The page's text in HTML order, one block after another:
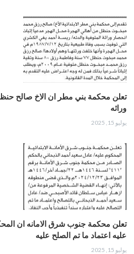
تعلن محكمة بني مطر ان الاخ صالح
وراثه
يوليو 15, 2025
تعلن محكمة جنوب شرق الامانه ان
عليه اعتماد ما تم الصلح عليه
يوليو 15, 2025